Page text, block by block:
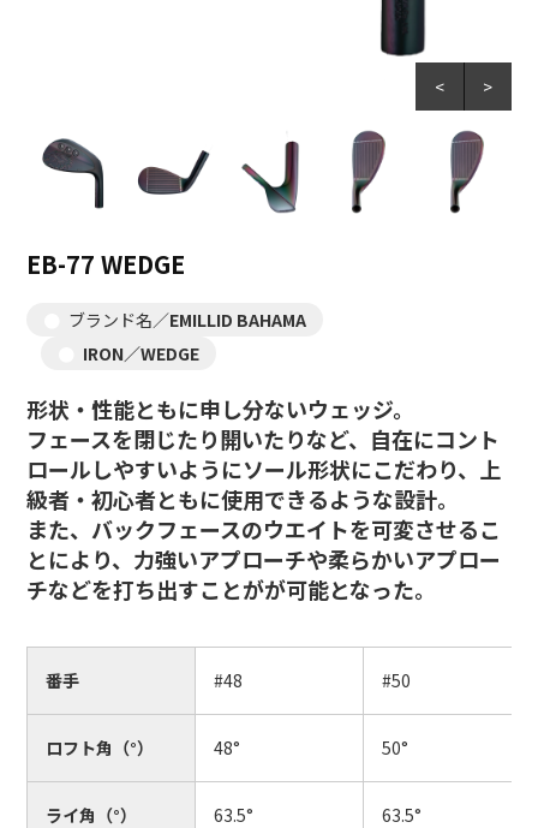
< >
EB-77 WEDGE
ブランド名／EMILLID BAHAMA
IRON／WEDGE
形状・性能ともに申し分ないウェッジ。
フェースを閉じたり開いたりなど、自在にコント
ロールしやすいようにソール形状にこだわり、上
級者・初心者ともに使用できるような設計。
また、バックフェースのウエイトを可変させるこ
とにより、力強いアプローチや柔らかいアプロー
チなどを打ち出すことがが可能となった。
番手 #48 #50
ロフト角（°） 48° 50°
ライ角（°） 63.5° 63.5°